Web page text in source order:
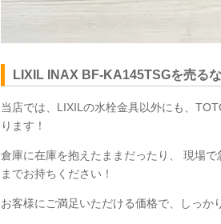
LIXIL INAX BF-KA145TSGを売る
当店では、LIXILの水栓金具以外にも、
ります！
倉庫に在庫を抱えたままだったり、 現場
までお持ちください！
お客様にご満足いただける価格で、しっか